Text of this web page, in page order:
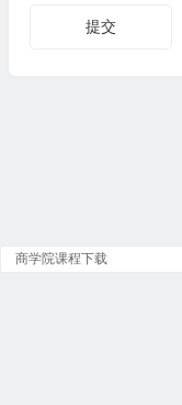
商学院课程下载